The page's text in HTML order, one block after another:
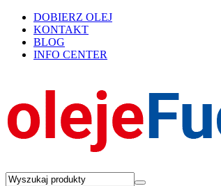
DOBIERZ OLEJ
KONTAKT
BLOG
INFO CENTER